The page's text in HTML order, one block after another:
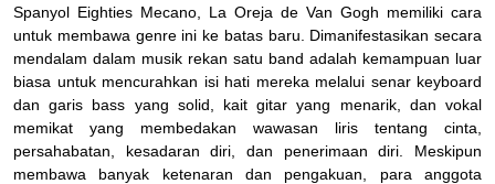
Spanyol Eighties Mecano, La Oreja de Van Gogh memiliki cara
untuk membawa genre ini ke batas baru. Dimanifestasikan secara
mendalam dalam musik rekan satu band adalah kemampuan luar
biasa untuk mencurahkan isi hati mereka melalui senar keyboard
dan garis bass yang solid, kait gitar yang menarik, dan vokal
memikat yang membedakan wawasan liris tentang cinta,
persahabatan, kesadaran diri, dan penerimaan diri. Meskipun
membawa banyak ketenaran dan pengakuan, para anggota